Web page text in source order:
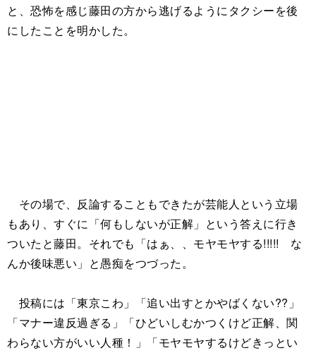
と、恐怖を感じ藤田の方から逃げるようにタクシーを後
にしたことを明かした。
その場で、反論することもできたが芸能人という立場
もあり、すぐに「何もしないが正解」という答えに行き
ついたと藤田。それでも「はぁ、、モヤモヤする!!!!! な
んか後味悪い」と愚痴をつづった。
投稿には「東京こわ」「追い出すとかやばくない??」
「マナー違反過ぎる」「ひどいしむかつくけど正解、関
わらない方がいい人種！」「モヤモヤするけどきっとい